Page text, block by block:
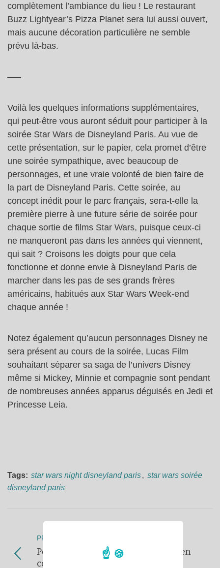
complètement l’ambiance du lieu ! Le restaurant
Buzz Lightyear’s Pizza Planet sera lui aussi ouvert,
mais aucune décoration particulière ne semble
prévu là-bas.
—–
Voilà les quelques informations supplémentaires,
qui peut-être vous auront séduit pour participer à la
soirée Star Wars de Disneyland Paris. Au vue de
cette présentation, sur le papier, cela promet d’être
une soirée sympathique, avec beaucoup de
personnages, et une vraie volonté de bien faire de
la part de Disneyland Paris. Cette soirée, au
concept inédit pour le parc français, sera-t-elle la
première pierre à une future série de soirée pour
chaque sortie de films Star Wars, puisque ceux-ci
ne manqueront pas dans les années qui viennent,
qui sait ? Croisons les doigts pour que cela
fonctionne et donne envie à Disneyland Paris de
marcher dans les pas de ses grands frères
américains, habitués aux Star Wars Week-end
chaque année !
Notez également qu’aucun personnages Disney ne
sera présent au cours de la soirée, Lucas Film
souhaitant séparer sa saga de l’univers Disney
même si Mickey, Minnie et compagnie sont pendant
de nombreuses années apparus déguisés en Jedi et
Princesse Leia.
Tags: star wars night disneyland paris, star wars soirée
disneyland paris
PREVIOUS POST
Pour les fêtes de fin d'année, dînez en
compagnie de la Reine des Neiges !